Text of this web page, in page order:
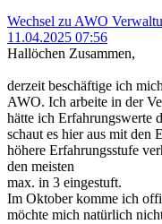
Wechsel zu AWO
11.04.2025 07:56
Hallöchen Zusammen,
derzeit beschäftige ich
AWO. Ich arbeite in der
hätte ich Erfahrungswerte
schaut es hier aus mit den
höhere Erfahrungsstufe
den meisten
max. in 3 eingestuft.
Im Oktober komme ich
möchte mich natürlich